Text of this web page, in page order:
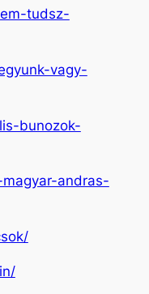
tudsz-
vagy-
bunozok-
andras-